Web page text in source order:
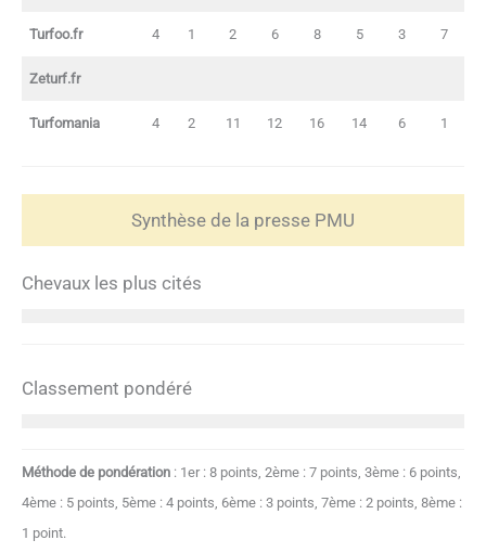
Turfoo.fr 4 1 2 6 8 5 3 7
Zeturf.fr
Turfomania 4 2 11 12 16 14 6 1
Synthèse de la presse PMU
Chevaux les plus cités
Classement pondéré
Méthode de pondération : 1er : 8 points, 2ème : 7 points, 3ème : 6 points,
4ème : 5 points, 5ème : 4 points, 6ème : 3 points, 7ème : 2 points, 8ème :
1 point.